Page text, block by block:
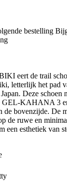
bestelling
eert de trail
letterlijk het pad
Deze schoen
GEL-KAHANA 3
bovenzijde. De
de ruwe en
een esthetiek van